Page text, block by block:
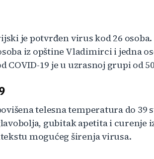
je potvrđen virus kod 26 osoba.
iz opštine Vladimirci i jedna
COVID-19 je u uzrasnoj grupi od
telesna temperatura do 39
gubitak apetita i curenje
mogućeg širenja virusa.